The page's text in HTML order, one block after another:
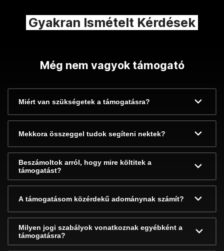
Gyakran Ismételt Kérdések
Még nem vagyok támogató
Miért van szükségetek a támogatásra?
Mekkora összeggel tudok segíteni nektek?
Beszámoltok arról, hogy mire költitek a
támogatást?
A támogatásom közérdekű adománynak számít?
Milyen jogi szabályok vonatkoznak egyébként a
támogatásra?